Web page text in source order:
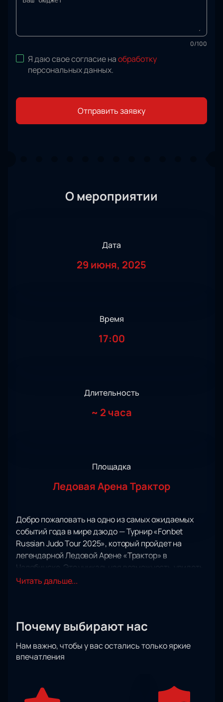
0/100
Я даю свое согласие наобработку
персональных данных.
Отправить заявку
О мероприятии
Дата
29 июня, 2025
Время
17:00
Длительность
~ 2 часа
Площадка
Ледовая Арена Трактор
Добро пожаловать на одно из самых ожидаемых
событий года в мире дзюдо — Турнир «Fonbet
Russian Judo Tour 2025», который пройдет на
легендарной Ледовой Арене «Трактор» в
Челябинске. Это уникальная возможность увидеть
в действии лучших дзюдоистов России и мира,
Ледовая Арена «Трактор» — это современный
масштабными мероприятиями и комфортными
условиями для зрителей. Здесь созданы все
каждым мгновением турнира. Просторные трибуны,
отличная видимость с любого места и
Читать дальше...
Почему выбирают нас
Нам важно, чтобы у вас остались только яркие
впечатления